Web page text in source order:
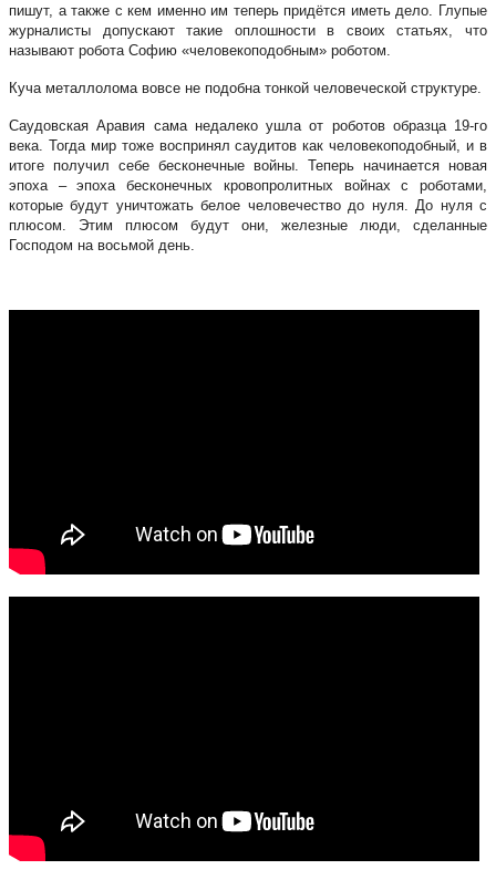
пишут, а также с кем именно им теперь придётся иметь дело. Глупые
журналисты допускают такие оплошности в своих статьях, что
называют робота Софию «человекоподобным» роботом.
Куча металлолома вовсе не подобна тонкой человеческой структуре.
Саудовская Аравия сама недалеко ушла от роботов образца 19-го
века. Тогда мир тоже воспринял саудитов как человекоподобный, и в
итоге получил себе бесконечные войны. Теперь начинается новая
эпоха – эпоха бесконечных кровопролитных войнах с роботами,
которые будут уничтожать белое человечество до нуля. До нуля с
плюсом. Этим плюсом будут они, железные люди, сделанные
Господом на восьмой день.